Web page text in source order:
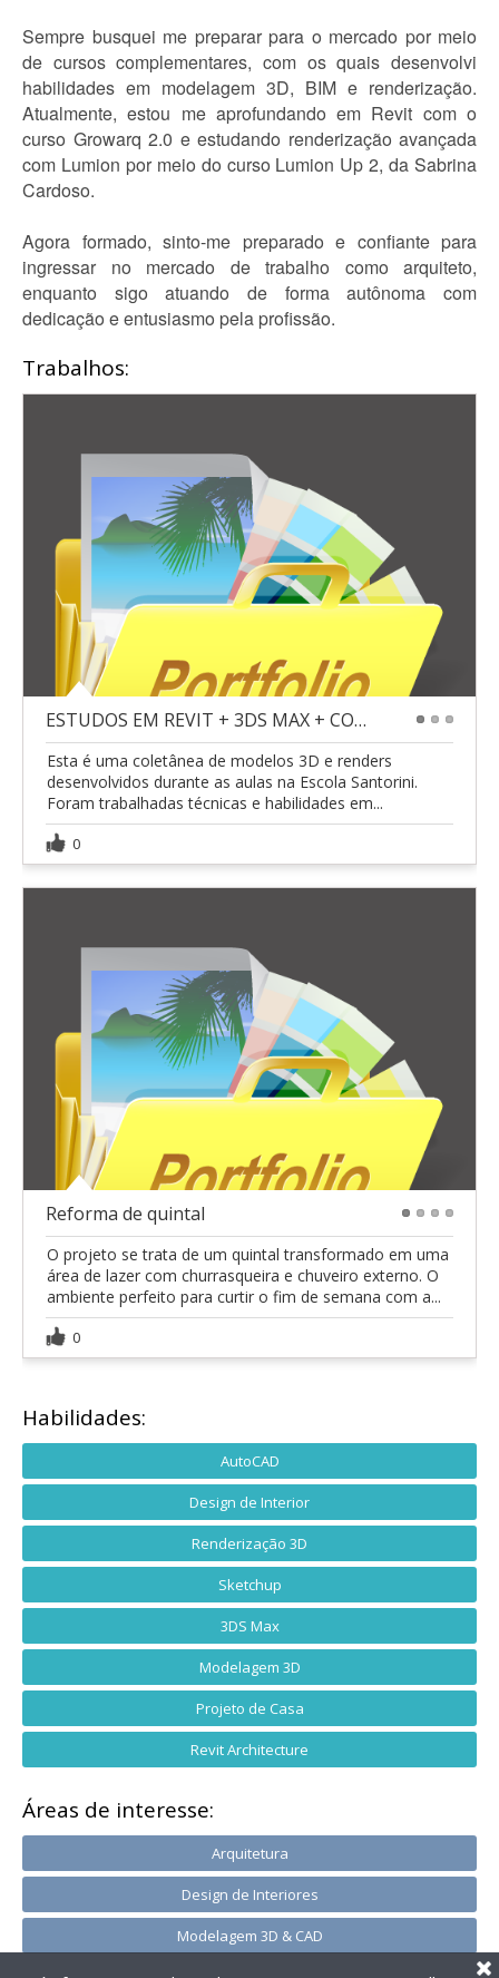
Sempre busquei me preparar para o mercado por meio
de cursos complementares, com os quais desenvolvi
habilidades em modelagem 3D, BIM e renderização.
Atualmente, estou me aprofundando em Revit com o
curso Growarq 2.0 e estudando renderização avançada
com Lumion por meio do curso Lumion Up 2, da Sabrina
Cardoso.
Agora formado, sinto-me preparado e confiante para
ingressar no mercado de trabalho como arquiteto,
enquanto sigo atuando de forma autônoma com
dedicação e entusiasmo pela profissão.
Trabalhos:
ESTUDOS EM REVIT + 3DS MAX + CORONA RENDER
Esta é uma coletânea de modelos 3D e renders
desenvolvidos durante as aulas na Escola Santorini.
Foram trabalhadas técnicas e habilidades em...
0
Reforma de quintal
O projeto se trata de um quintal transformado em uma
área de lazer com churrasqueira e chuveiro externo. O
ambiente perfeito para curtir o fim de semana com a...
0
Habilidades:
AutoCAD
Design de Interior
Renderização 3D
Sketchup
3DS Max
Modelagem 3D
Projeto de Casa
Revit Architecture
Áreas de interesse:
Arquitetura
Design de Interiores
Modelagem 3D & CAD